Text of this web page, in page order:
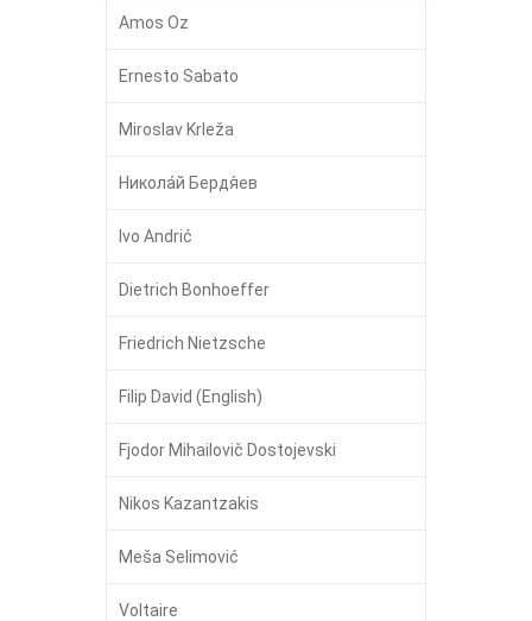
Amos Oz
Ernesto Sabato
Miroslav Krleža
Никола́й Бердя́ев
Ivo Andrić
Dietrich Bonhoeffer
Friedrich Nietzsche
Filip David (English)
Fjodor Mihailovič Dostojevski
Nikos Kazantzakis
Meša Selimović
Voltaire